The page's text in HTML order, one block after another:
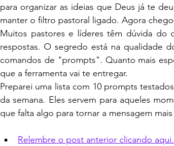
para organizar as ideias que Deus já te
manter o filtro pastoral ligado. Agora
Muitos pastores e líderes têm dúvida do
respostas. O segredo está na qualidade
comandos de "prompts". Quanto mais
que a ferramenta vai te entregar.
Preparei uma lista com 10 prompts
da semana. Eles servem para aqueles
que falta algo para tornar a mensagem
Relembre o post anterior clicando aqui.